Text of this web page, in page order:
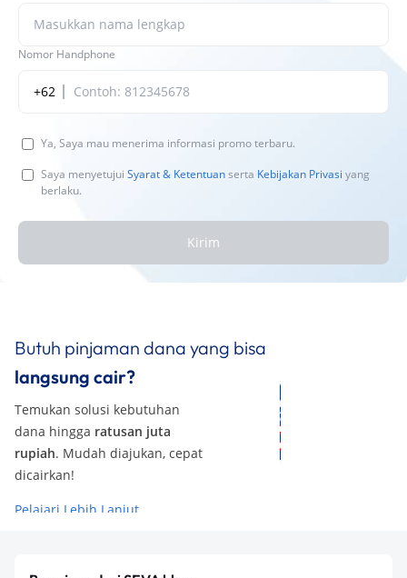
Nomor Handphone
+62
Ya, Saya mau menerima informasi promo terbaru.
Saya menyetujui Syarat & Ketentuanserta Kebijakan Privasi yang
berlaku.
Kirim
Butuh pinjaman dana yang bisa
langsung cair?
Temukan solusi kebutuhan
dana hingga ratusan juta
rupiah. Mudah diajukan, cepat
dicairkan!
Pelajari Lebih Lanjut